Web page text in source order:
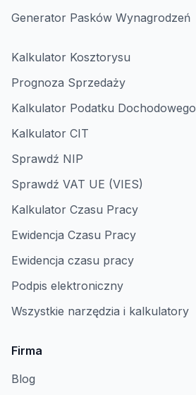
Generator Pasków Wynagrodzeń
Kalkulator Kosztorysu
Prognoza Sprzedaży
Kalkulator Podatku Dochodowego
Kalkulator CIT
Sprawdź NIP
Sprawdź VAT UE (VIES)
Kalkulator Czasu Pracy
Ewidencja Czasu Pracy
Ewidencja czasu pracy
Podpis elektroniczny
Wszystkie narzędzia i kalkulatory
Firma
Blog